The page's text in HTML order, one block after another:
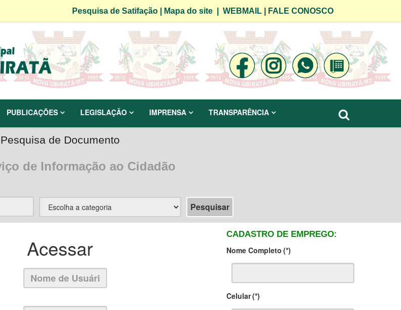
Pesquisa de Satifação| Mapa do site| WEBMAIL| FALE CONOSCO
PUBLICAÇÕES LEGISLAÇÃO IMPRENSA TRANSPARÊNCIA
Pesquisa de Documento
de Informação ao Cidadão
Acessar
CADASTRO DE EMPREGO:
Nome Completo (*)
Celular(*)